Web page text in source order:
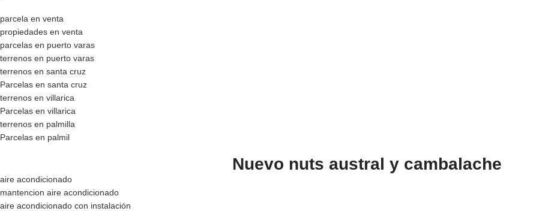
parcela en venta
propiedades en venta
parcelas en puerto varas
terrenos en puerto varas
terrenos en santa cruz
Parcelas en santa cruz
terrenos en villarica
Parcelas en villarica
terrenos en palmilla
Parcelas en palmil
Nuevo nuts austral y cambalache
aire acondicionado
mantencion aire acondicionado
aire acondicionado con instalación